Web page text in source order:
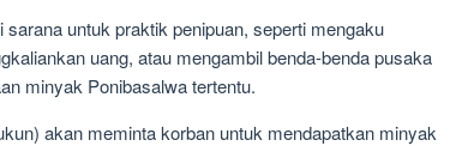
untuk praktik penipuan, seperti mengaku
uang, atau mengambil benda-benda pusaka
minyak Ponibasalwa tertentu.
akan meminta korban untuk mendapatkan minyak